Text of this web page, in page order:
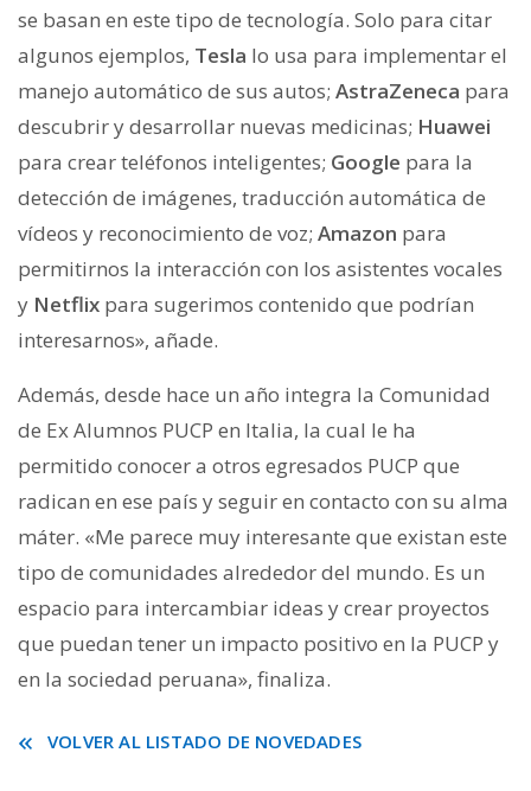
se basan en este tipo de tecnología. Solo para citar
algunos ejemplos, Tesla lo usa para implementar el
manejo automático de sus autos; AstraZeneca para
descubrir y desarrollar nuevas medicinas; Huawei
para crear teléfonos inteligentes; Google para la
detección de imágenes, traducción automática de
vídeos y reconocimiento de voz; Amazon para
permitirnos la interacción con los asistentes vocales
y Netflix para sugerimos contenido que podrían
interesarnos», añade.
Además, desde hace un año integra la Comunidad
de Ex Alumnos PUCP en Italia, la cual le ha
permitido conocer a otros egresados PUCP que
radican en ese país y seguir en contacto con su alma
máter. «Me parece muy interesante que existan este
tipo de comunidades alrededor del mundo. Es un
espacio para intercambiar ideas y crear proyectos
que puedan tener un impacto positivo en la PUCP y
en la sociedad peruana», finaliza.
VOLVER AL LISTADO DE NOVEDADES